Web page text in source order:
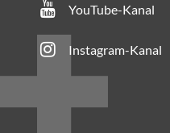
YouTube-Kanal
Instagram-Kanal